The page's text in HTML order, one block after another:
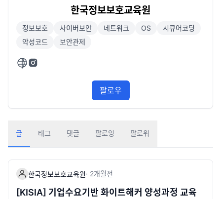
한국정보보호교육원
정보보호 사이버보안 네트워크 OS
시큐어코딩
악성코드
보안관제
팔로우
글 태그 댓글 팔로잉 팔로워
한국정보보호교육원· 2개월전
[KISIA] 기업수요기반 화이트해커 양성과정 교육